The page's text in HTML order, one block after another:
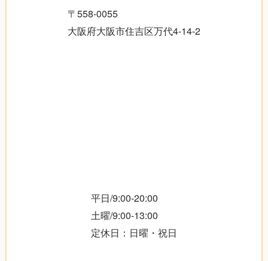
〒558-0055
大阪府大阪市住吉区万代4-14-2
平日/9:00-20:00
土曜/9:00-13:00
定休日：日曜・祝日